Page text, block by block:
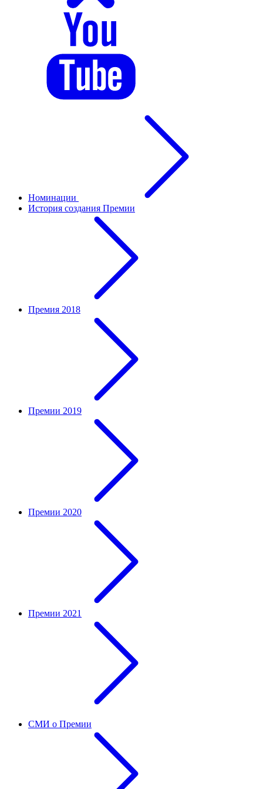
Номинации
История создания Премии
Премия 2018
Премии 2019
Премии 2020
Премии 2021
СМИ о Премии